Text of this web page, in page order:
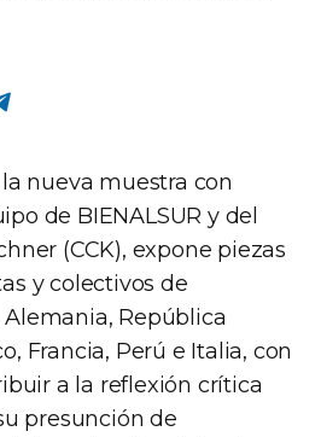
la nueva muestra con
de BIENALSUR y del
(CCK), expone piezas
y colectivos de
República
Francia, Perú e Italia, con
a la reflexión crítica
presunción de